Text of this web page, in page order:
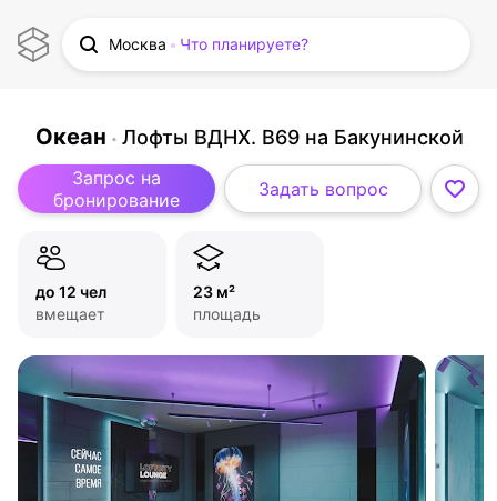
Москва Что планируете?
Океан Лофты ВДНХ. B69 на Бакунинской
Запрос на
бронирование
Задать вопрос
до 12 чел
вмещает
23 м²
площадь